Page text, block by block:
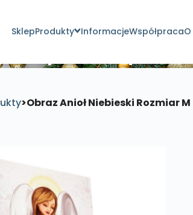
SklepProdukty InformacjeWspółpraca
>Obraz Anioł Niebieski Rozmiar M